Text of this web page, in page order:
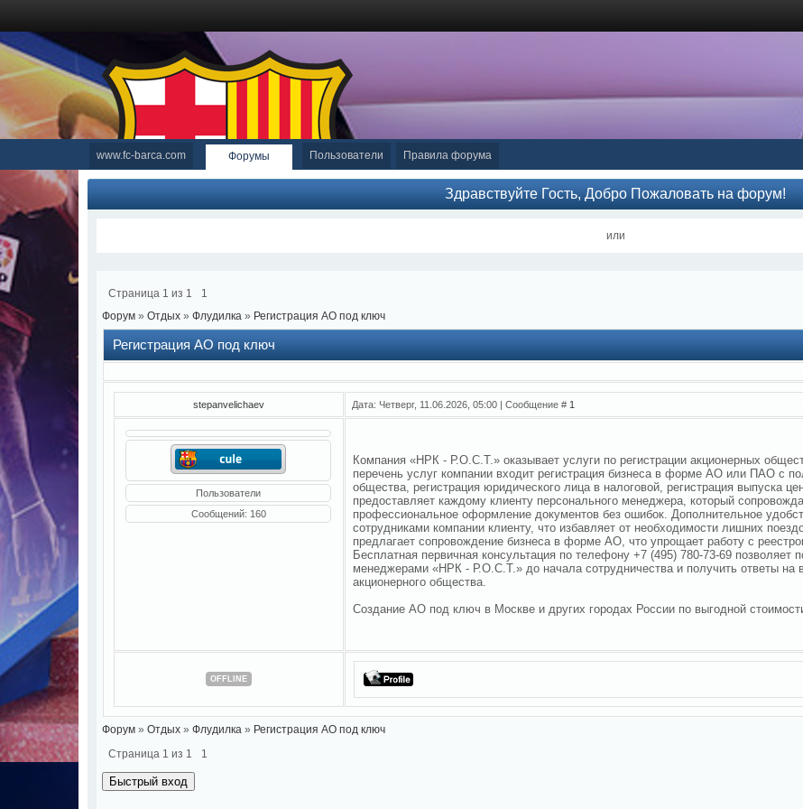
www.fc-barca.com Форумы Пользователи Правила форума
Здравствуйте Гость, Добро Пожаловать на форум!
или
Страница 1 из 1
1
Форум » Отдых » Флудилка » Регистрация АО под ключ
Регистрация АО под ключ
stepanvelichaev Дата: Четверг, 11.06.2026, 05:00 | Сообщение # 1
Пользователи
Сообщений: 160
Компания «НРК - Р.О.С.Т.» оказывает услуги по регистрации акционерных
перечень услуг компании входит регистрация бизнеса в форме АО или ПАО с
общества, регистрация юридического лица в налоговой, регистрация выпуска
предоставляет каждому клиенту персонального менеджера, который
профессиональное оформление документов без ошибок. Дополнительное
сотрудниками компании клиенту, что избавляет от необходимости лишних
предлагает сопровождение бизнеса в форме АО, что упрощает работу с
Бесплатная первичная консультация по телефону +7 (495) 780-73-69 позволяет
менеджерами «НРК - Р.О.С.Т.» до начала сотрудничества и получить ответы на
акционерного общества.
Создание АО под ключ в Москве и других городах России по выгодной
OFFLINE
Форум » Отдых » Флудилка » Регистрация АО под ключ
Страница 1 из 1 1